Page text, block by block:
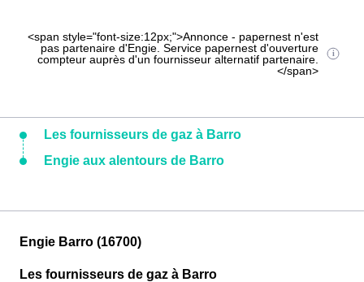
<span style="font-size:12px;">Annonce - papernest n'est
pas partenaire d'Engie. Service papernest d'ouverture
compteur auprès d'un fournisseur alternatif partenaire.
</span>
Les fournisseurs de gaz à Barro
Engie aux alentours de Barro
Engie Barro (16700)
Les fournisseurs de gaz à Barro